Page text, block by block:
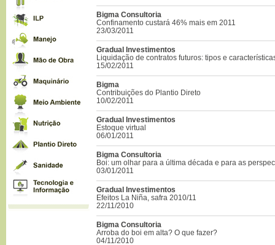
Bigma Consultoria
Confinamento custará 46% mais em 2011
23/03/2011
Gradual Investimentos
Liquidação de contratos futuros: tipos e
15/02/2011
Bigma
Contribuições do Plantio Direto
10/02/2011
Gradual Investimentos
Estoque virtual
06/01/2011
Bigma Consultoria
Boi: um olhar para a última década e para as
03/01/2011
Gradual Investimentos
Efeitos La Niña, safra 2010/11
22/11/2010
Bigma Consultoria
Arroba do boi em alta? O que fazer?
04/11/2010